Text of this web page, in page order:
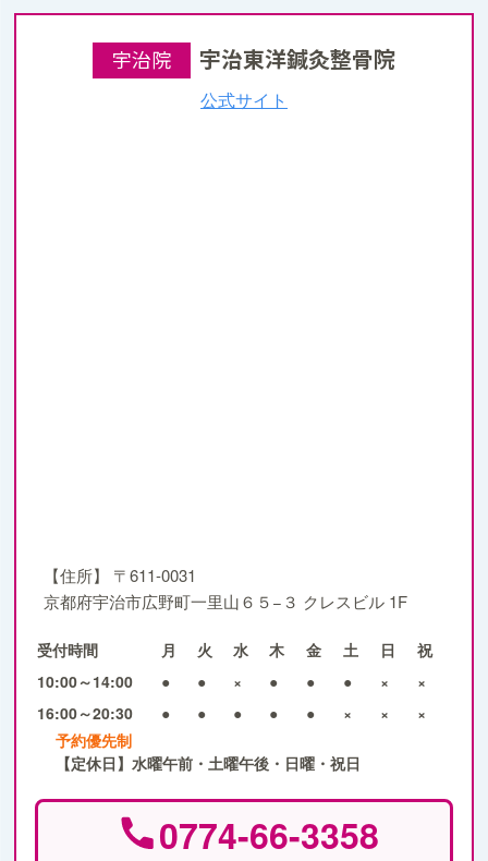
宇治院 宇治東洋鍼灸整骨院
公式サイト
【住所】
〒611-0031
京都府宇治市広野町一里山６５−３ クレスビル 1F
受付時間 月 火 水 木 金 土 日
祝
10:00～14:00
● ● × ● ● ● ×
×
16:00～20:30
● ● ● ● ● × ×
×
予約優先制
【定休日】水曜午前・土曜午後・日曜・祝日
0774-66-3358